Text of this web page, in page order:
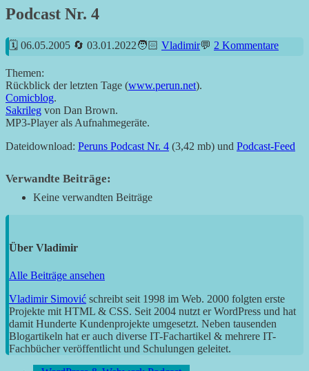
Podcast Nr. 4
06.05.2005 03.01.2022 Vladimir 2 Kommentare
Themen:
Rückblick der letzten Tage (www.perun.net).
Comicblog.
Sakrileg von Dan Brown.
MP3-Player als Aufnahmegeräte.
Dateidownload: Peruns Podcast Nr. 4 (3,42 mb) und Podcast-Feed
Verwandte Beiträge:
Keine verwandten Beiträge
Über Vladimir
Alle Beiträge ansehen
Vladimir Simović schreibt seit 1998 im Web. 2000 folgten erste
Projekte mit HTML & CSS. Seit 2004 nutzt er WordPress und hat
damit Hunderte Kundenprojekte umgesetzt. Neben tausenden
Blogartikeln hat er auch diverse IT-Fachartikel & mehrere IT-
Fachbücher veröffentlicht und Schulungen geleitet.